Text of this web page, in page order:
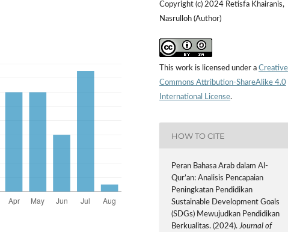
Copyright (c) 2024 Retisfa Khairanis,
Nasrulloh (Author)
This work is licensed under a Creative
Commons Attribution-ShareAlike 4.0
International License.
HOW TO CITE
Peran Bahasa Arab dalam Al-
Qur’an: Analisis Pencapaian
Peningkatan Pendidikan
Sustainable Development Goals
(SDGs) Mewujudkan Pendidikan
Berkualitas. (2024).Journal of